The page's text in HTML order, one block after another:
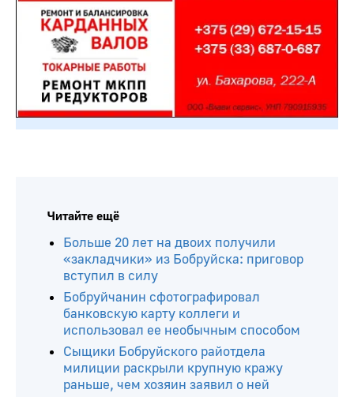
Читайте ещё
Больше 20 лет на двоих получили
«закладчики» из Бобруйска: приговор
вступил в силу
Бобруйчанин сфотографировал
банковскую карту коллеги и
использовал ее необычным способом
Сыщики Бобруйского райотдела
милиции раскрыли крупную кражу
раньше, чем хозяин заявил о ней